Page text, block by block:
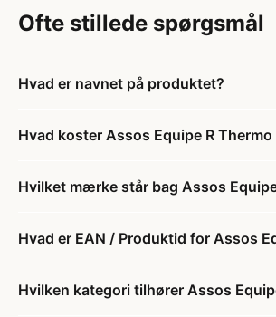
Ofte stillede spørgsmål
Hvad er navnet på produktet?
Hvad koster Assos Equipe R
Hvilket mærke står bag Assos
Hvad er EAN / Produktid for Assos
Hvilken kategori tilhører Assos